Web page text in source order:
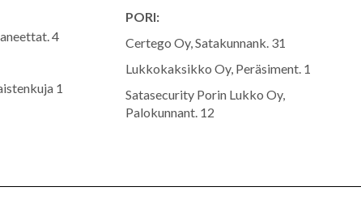
4
1
PORI:
Certego Oy, Satakunnank. 31
Lukkokaksikko Oy, Peräsiment. 1
Satasecurity Porin Lukko Oy,
Palokunnant. 12